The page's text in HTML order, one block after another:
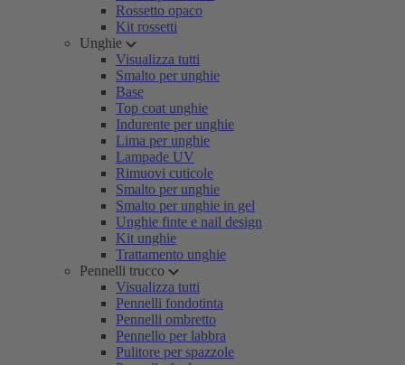
Rossetto opaco
Kit rossetti
Unghie
Visualizza tutti
Smalto per unghie
Base
Top coat unghie
Indurente per unghie
Lima per unghie
Lampade UV
Rimuovi cuticole
Smalto per unghie
Smalto per unghie in gel
Unghie finte e nail design
Kit unghie
Trattamento unghie
Pennelli trucco
Visualizza tutti
Pennelli fondotinta
Pennelli ombretto
Pennello per labbra
Pulitore per spazzole